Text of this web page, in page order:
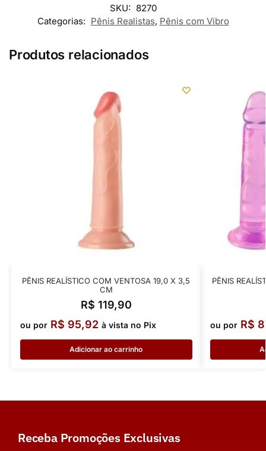
SKU: 8270
Categorias: Pênis Realistas, Pênis com Vibro
Produtos relacionados
PÊNIS REALÍSTICO COM VENTOSA 19,0 X 3,5
CM
R$ 119,90
ou por R$ 95,92 à vista no Pix
Adicionar ao carrinho
PÊNIS
ou por R$
Receba Promoções Exclusivas